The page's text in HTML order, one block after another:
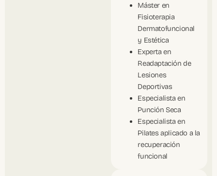
Máster en
Fisioterapia
Dermatofuncional
y Estética
Experta en
Readaptación de
Lesiones
Deportivas
Especialista en
Punción Seca
Especialista en
Pilates aplicado a la
recuperación
funcional